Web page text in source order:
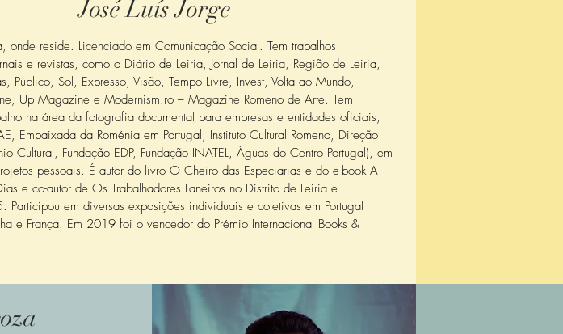
José Luís Jorge
onde reside. Licenciado em Comunicação Social. Tem trabalhos
e revistas, como o Diário de Leiria, Jornal de Leiria, Região de Leiria,
Público, Sol, Expresso, Visão, Tempo Livre, Invest, Volta ao Mundo,
Up Magazine e Modernism.ro – Magazine Romeno de Arte. Tem
na área da fotografia documental para empresas e entidades oficiais,
Embaixada da Roménia em Portugal, Instituto Cultural Romeno, Direção
Cultural, Fundação EDP, Fundação INATEL, Águas do Centro Portugal), em
pessoais. É autor do livro O Cheiro das Especiarias e do e-book A
e co-autor de Os Trabalhadores Laneiros no Distrito de Leiria e
Participou em diversas exposições individuais e coletivas em Portugal
e França. Em 2019 foi o vencedor do Prémio Internacional Books &